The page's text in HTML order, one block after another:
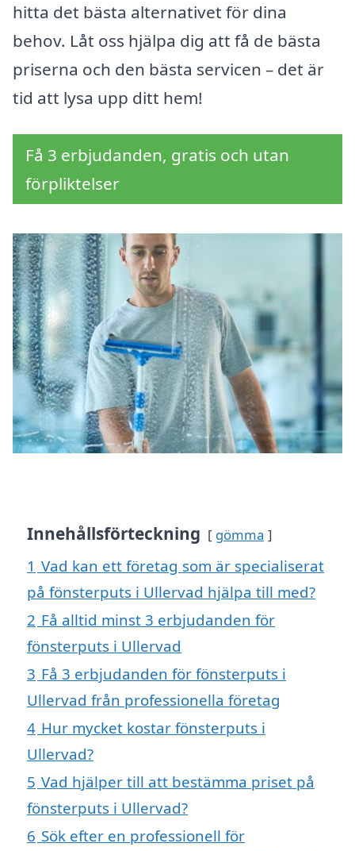
hitta det bästa alternativet för dina
behov. Låt oss hjälpa dig att få de bästa
priserna och den bästa servicen – det är
tid att lysa upp ditt hem!
Få 3 erbjudanden, gratis och utan
förpliktelser
Innehållsförteckning gömma
1 Vad kan ett företag som är specialiserat
på fönsterputs i Ullervad hjälpa till med?
2 Få alltid minst 3 erbjudanden för
fönsterputs i Ullervad
3 Få 3 erbjudanden för fönsterputs i
Ullervad från professionella företag
4 Hur mycket kostar fönsterputs i
Ullervad?
5 Vad hjälper till att bestämma priset på
fönsterputs i Ullervad?
6 Sök efter en professionell för